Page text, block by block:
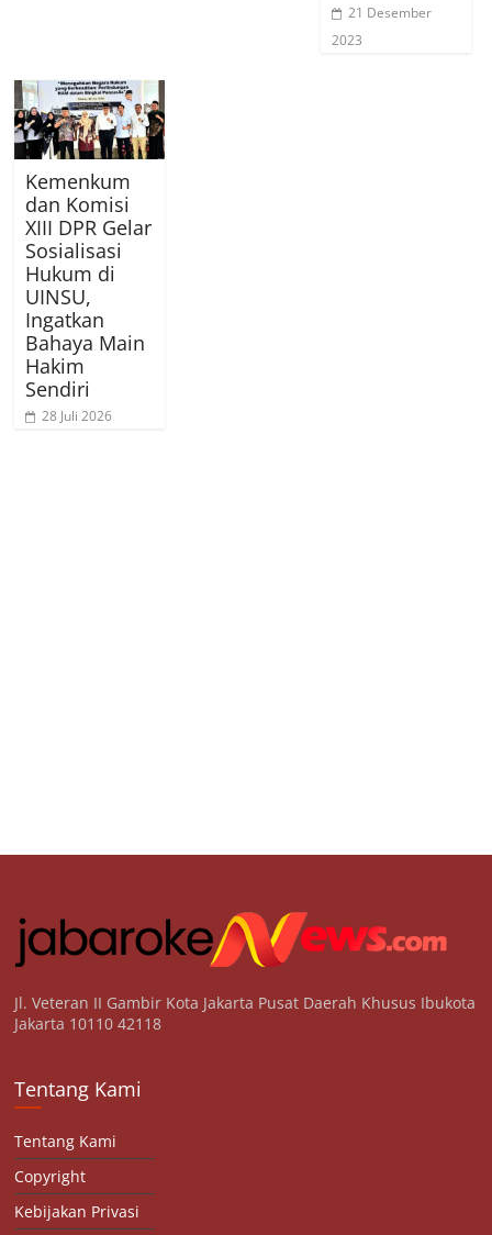
21 Desember
2023
Kemenkum
dan Komisi
XIII DPR Gelar
Sosialisasi
Hukum di
UINSU,
Ingatkan
Bahaya Main
Hakim
Sendiri
28 Juli 2026
Jl. Veteran II Gambir Kota Jakarta Pusat Daerah Khusus Ibukota
Jakarta 10110 42118
Tentang Kami
Tentang Kami
Copyright
Kebijakan Privasi